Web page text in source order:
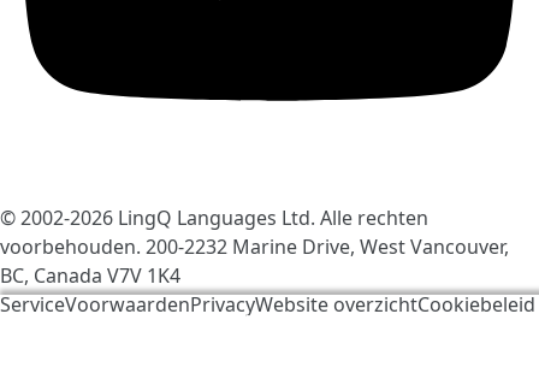
We gebruiken cookies om LingQ beter te maken. Als u
© 2002-2026 LingQ Languages Ltd. Alle rechten
voorbehouden. 200-2232 Marine Drive, West Vancouver,
BC, Canada V7V 1K4
ServiceVoorwaardenPrivacyWebsite overzichtCookiebeleid